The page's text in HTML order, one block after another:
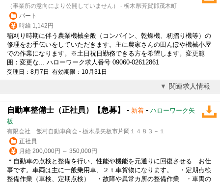
（事業所の意向により公開していません） - 栃木県芳賀郡茂木町
パート
時給 1,142円
稲刈り時期に伴う農業機械全般（コンバイン、乾燥機、籾摺り機等）の
修理をお手伝いをしていただきます。主に農家さんの田んぼや機械小屋
での作業になります。※土日祝日勤務できる方を希望します。変更範
囲：変更な... ハローワーク求人番号 09060-02612861
受理日：8月7日 有効期限：10月31日
関連求人情報
自動車整備士（正社員）【急募】 - 新着 - ハローワーク矢
板
有限会社 飯村自動車商会 - 栃木県矢板市片岡１４８３－１
正社員
月給 200,000円 ～ 350,000円
＊自動車の点検と整備を行い、性能や機能を元通りに回復させる お仕
事です。車両は主に一般乗用車、２ｔ車貨物になります。 ・定期点検
整備作業（車検、定期点検） ・故障や異常カ所の整備作業 ・車両の